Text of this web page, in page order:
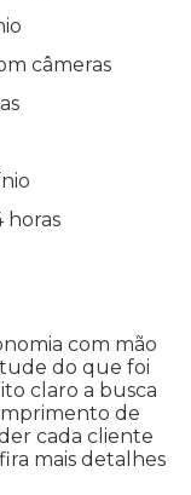
câmeras
horas
com mão
do que foi
claro a busca
de
cada cliente
mais detalhes